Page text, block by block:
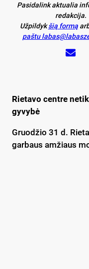
Pasidalink aktualia
redakcija.
Užpildykšią formą
paštu
Rietavo centre
gyvybė
Gruodžio 31 d.
garbaus amžiaus